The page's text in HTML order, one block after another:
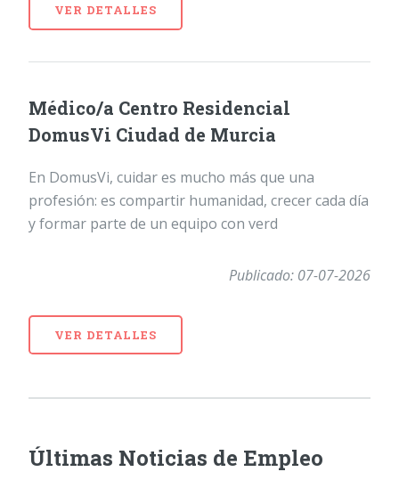
VER DETALLES
Médico/a Centro Residencial
DomusVi Ciudad de Murcia
En DomusVi, cuidar es mucho más que una
profesión: es compartir humanidad, crecer cada día
y formar parte de un equipo con verd
Publicado: 07-07-2026
VER DETALLES
Últimas Noticias de Empleo